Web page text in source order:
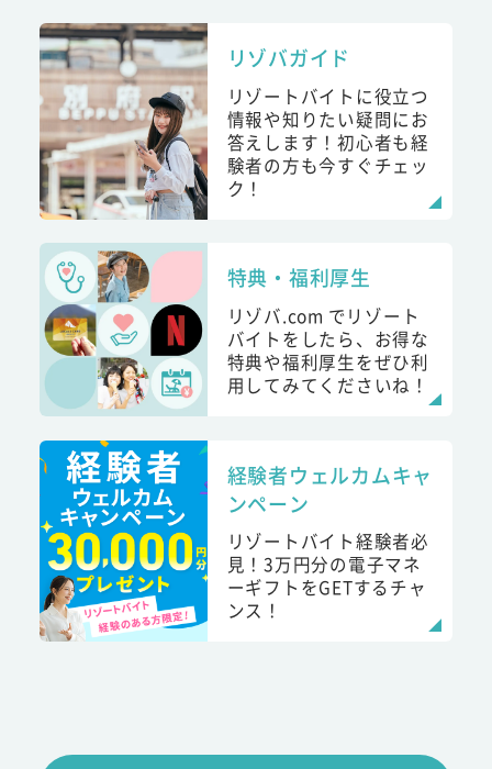
リゾバガイド
リゾートバイトに役立つ
情報や知りたい疑問にお
答えします！初心者も経
験者の方も今すぐチェッ
ク！
特典・福利厚生
リゾバ.com でリゾート
バイトをしたら、お得な
特典や福利厚生をぜひ利
用してみてくださいね！
経験者ウェルカムキャ
ンペーン
リゾートバイト経験者必
見！3万円分の電子マネ
ーギフトをGETするチャ
ンス！